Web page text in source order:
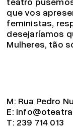
que vos
feministas,
desejaríamos
Mulheres, tão
M: Rua Pedro
E:
T: 239 714 013